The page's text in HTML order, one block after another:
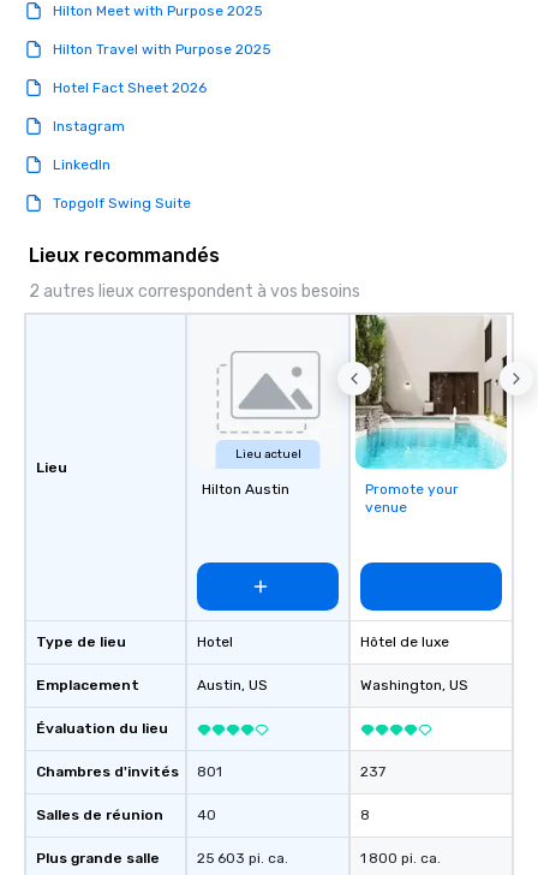
Hilton Meet with Purpose 2025
Hilton Travel with Purpose 2025
Hotel Fact Sheet 2026
Instagram
LinkedIn
Topgolf Swing Suite
Lieux recommandés
2 autres lieux correspondent à vos besoins
Lieu
Type de lieu
Emplacement
Évaluation du lieu
Chambres d'invités
Salles de réunion
Plus grande salle
Lieu actuel
Hilton Austin
Hotel
Austin, US
801
40
25 603 pi. ca.
Promote your
venue
Hôtel de luxe
Washington, US
237
8
1 800 pi. ca.